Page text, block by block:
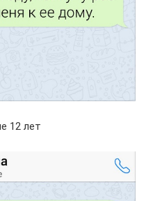
12 лет